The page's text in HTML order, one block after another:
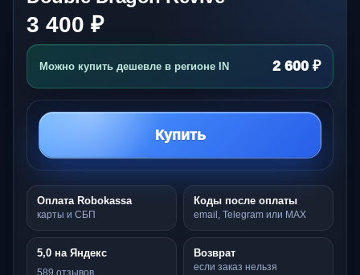
3 400 ₽
Можно купить дешевле в регионе IN 2 600 ₽
Купить
Оплата Robokassa
карты и СБП
Коды после оплаты
email, Telegram или MAX
5,0 на Яндекс Возврат
если заказ нельзя